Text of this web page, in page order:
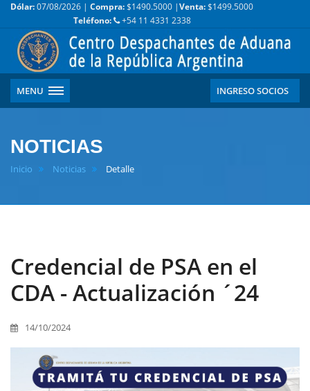
Dólar:07/08/2026 | Compra:$1490.5000 |Venta:$1499.5000
Teléfono:
+54 11 4331 2338
MENU INGRESO SOCIOS
NOTICIAS
Inicio Noticias Detalle
Credencial de PSA en el
CDA - Actualización ´24
14/10/2024